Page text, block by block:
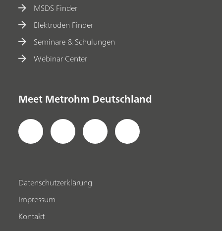
MSDS Finder
Elektroden Finder
Seminare & Schulungen
Webinar Center
Meet Metrohm Deutschland
Datenschutzerklärung
Impressum
Kontakt